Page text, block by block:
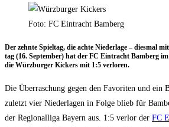
Foto: FC Eintracht Bamberg
Der zehn­te Spiel­tag, die ach­te Nie­der­la­ge – dies­mal
tag (16. Sep­tem­ber) hat der FC Ein­tracht Bam­berg
die Würz­bur­ger Kickers mit 1:5 verloren.
Die Über­ra­schung gegen den Favo­ri­ten und ein
zuletzt vier Nie­der­la­gen in Fol­ge blieb für
der Regio­nal­li­ga Bay­ern aus. 1:5 ver­lor der FC